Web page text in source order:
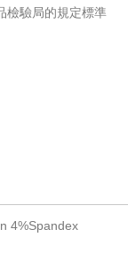
檢驗局的規定標準
4%Spandex